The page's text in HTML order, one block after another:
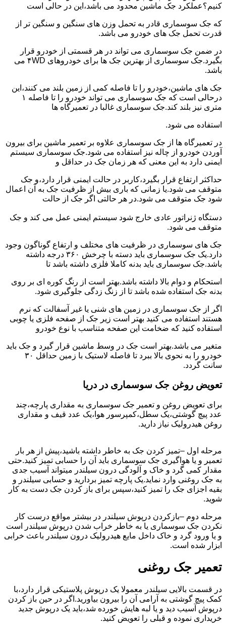
کنیم؟عملکرد جک ماشین محدود می باشد،این در حالی است
که جک سوسماری قادر به تحمل وزن های سنگین و سنگین تر از
قدرت تحمل جک های خودرو می باشد.
در ضمن جک سوسماری می تواند در هر قسمتی از خودرو قرار
بگیرد.جک سوسماری از بهترین جک ها برای خودروهای ۴WD می
باشد.
جک های ماشین،خودرو را تا فاصله کمی از زمین بلند می کنند،این
درحالی است که جک سوسماری می تواند خودرو را تا فاصله ۱
متری نیز بلند کند.جک سوسماری غالبا در تعمیرگاه ها
استفاده می شود.
در تعمیرگاه ها از جک سوسماری علاوه بر تعمیر ماشین برای بیرون
آوردن خودرو از چاله نیز استفاده می شود.جک سوسماری سیستم
ایمنی دارد به این معنی که هر زمان جک در حداقل و
حداکثر ارتفاع قرار بگیرد،کاربر در حالت ایمنی قرار دارد،و جک
متوقف می شود.یا زمانی که باری بیش از ظرفیت جک به آن اعمال
شود جک متوقف می شود.در هر حالتی اگر جک از حالت
دستگاه ژنراتور عادی خارج شود سیستم ایمنی عمل می کند و جک
متوقف می شود.
جک های سوسماری در ظرفیت های مختلف و ارتفاع گوناگون وجود
دارد.یک جک سوسماری باید دسته با چرخش ۳۶۰ درجه داشته
باشد.جک سوسماری باید بدنه کاملا فلزی داشته باشد تا
استحکام و دوام بالا داشته باشد.بهتر است از رنگ کوره ای بر روی
بدنه جک استفاده شده باشد تا از زنگ زدگی جلوگیری شود.
اگر از جک سوسماری در زمین های شنی یا غیر آسفالت که نرم
هستند استفاده می کنید بهتر است زیر جک از صفحه فلزی یا چوبی
استفاده کنید که ضخامت این صفحه متناسب با نوع خودرو
متغیر می باشد.بهتر است جک در وسط ماشین قرار گیرد و جک باید
خودرو را به نحوی بالا ببرد تا فاصله لاستیک با زمین حداقل ۳۰
سانت گردد.
تعویض روغن جک سوسماری در دریا
برای تعویض روغن و تعمیر جک سوسماری به مقداری پارچه،چند
عدد پیچ گوشتی،یک سطل،کمپرسور هوا،یک عدد قیف و مقداری
روغن هیدرولیک نیاز دارید.
مرحله اول –تمیز کردن جک به خاطر داشته باشید،پیش از هر بار
تعمیر و یا هواگیری جک سوسماری باید آن را حسابی تمیز کنید.حتی
مقدار کمی گرد و خاک و آلودگی درون سیلندر میتواند آسیب جدی
به جک روغنی وارد نماید.یک پارچه تمیز بردارید و حسابی سیلندر و
بقیه اجزای جک را تمیز کنید،سپس برای باز کردن جک دست به کار
شوید.
مرحله دوم –بازکردن درپوش سیلندر در بیشتر مواقع درست کار
نکردن جک سوسماری یا به خاطر خراب شدن درپوش سیلندر است
و یا ورود گرد و خاک داخل مایع هیدرولیک درون سیلندر باعث خرابی
ابزار شده است.
تعمیر جک روغنی
در قسمت بالایی سیلندر معمولا یک درپوش پلاستیکی قرار دارد،با
کمک پیچ گوشتی به آرامی آن را بیرون بیاورید.اگر در حین باز کردن
درپوش آسیب دید و یا لبه هایش خورده شد،باید یک درپوش جدید
خریداری نموده و قبلی را تعویض کنید.